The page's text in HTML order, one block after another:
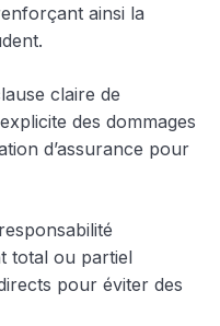
ainsi la
claire de
des dommages
d’assurance pour
total ou partiel
pour éviter des